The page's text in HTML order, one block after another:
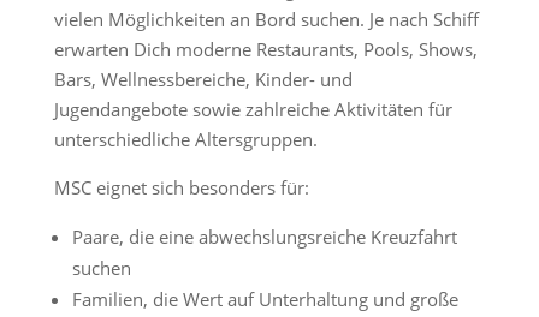
vielen Möglichkeiten an Bord suchen. Je nach Schiff
erwarten Dich moderne Restaurants, Pools, Shows,
Bars, Wellnessbereiche, Kinder- und
Jugendangebote sowie zahlreiche Aktivitäten für
unterschiedliche Altersgruppen.
MSC eignet sich besonders für:
Paare, die eine abwechslungsreiche Kreuzfahrt
suchen
Familien, die Wert auf Unterhaltung und große